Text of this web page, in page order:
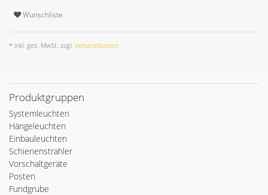
Wunschliste
* inkl. ges. MwSt. zzgl. Versandkosten
Produktgruppen
Systemleuchten
Hängeleuchten
Einbauleuchten
Schienenstrahler
Vorschaltgeräte
Posten
Fundgrube